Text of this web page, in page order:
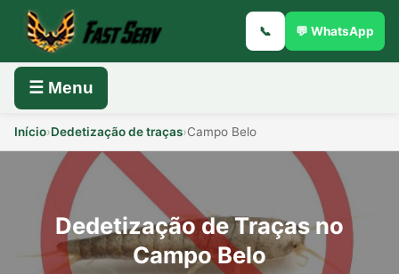
📞 💬 WhatsApp
☰ Menu
Início›Dedetização de traças›Campo Belo
Dedetização de Traças no
Campo Belo